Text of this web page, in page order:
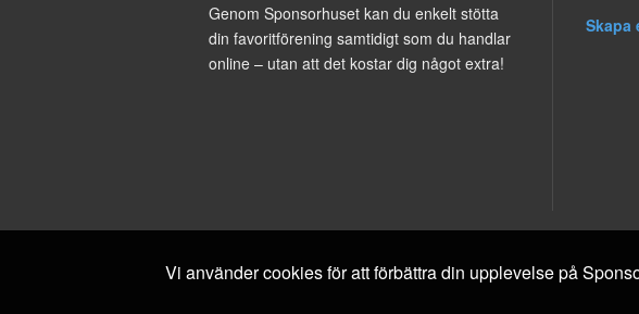
Genom Sponsorhuset kan du enkelt stötta
din favoritförening samtidigt som du handlar
online – utan att det kostar dig något extra!
Skapa
Vi använder cookies för att förbättra din upplevelse på